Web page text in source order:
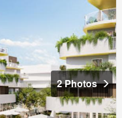
2 Photos